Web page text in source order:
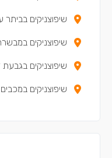
שיפוצניקים בביתר
שיפוצניקים
שיפוצניקים בגבעת
שיפוצניקים במכבים
שיפוצניקים